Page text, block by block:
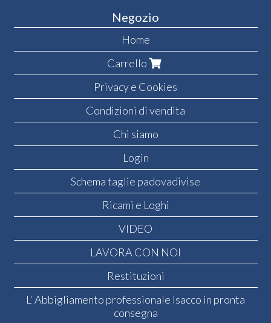
Negozio
Home
Carrello
Privacy e Cookies
Condizioni di vendita
Chi siamo
Login
Schema taglie padovadivise
Ricami e Loghi
VIDEO
LAVORA CON NOI
Restituzioni
L' Abbigliamento professionale Isacco in pronta
consegna